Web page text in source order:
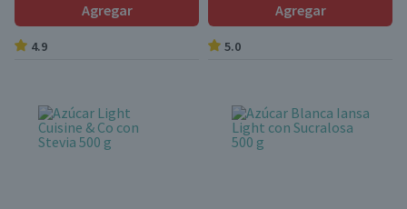
Agregar
4.9
Agregar
5.0